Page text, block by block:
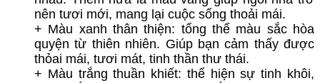
nên tươi mới, mang lại cuộc sống thoải mái.
+ Màu xanh thân thiện: tổng thể màu sắc hòa
quyện từ thiên nhiên. Giúp bạn cảm thấy được
thỏai mái, tươi mát, tinh thần thư thái.
+ Màu trắng thuần khiết: thể hiện sự tinh khôi,